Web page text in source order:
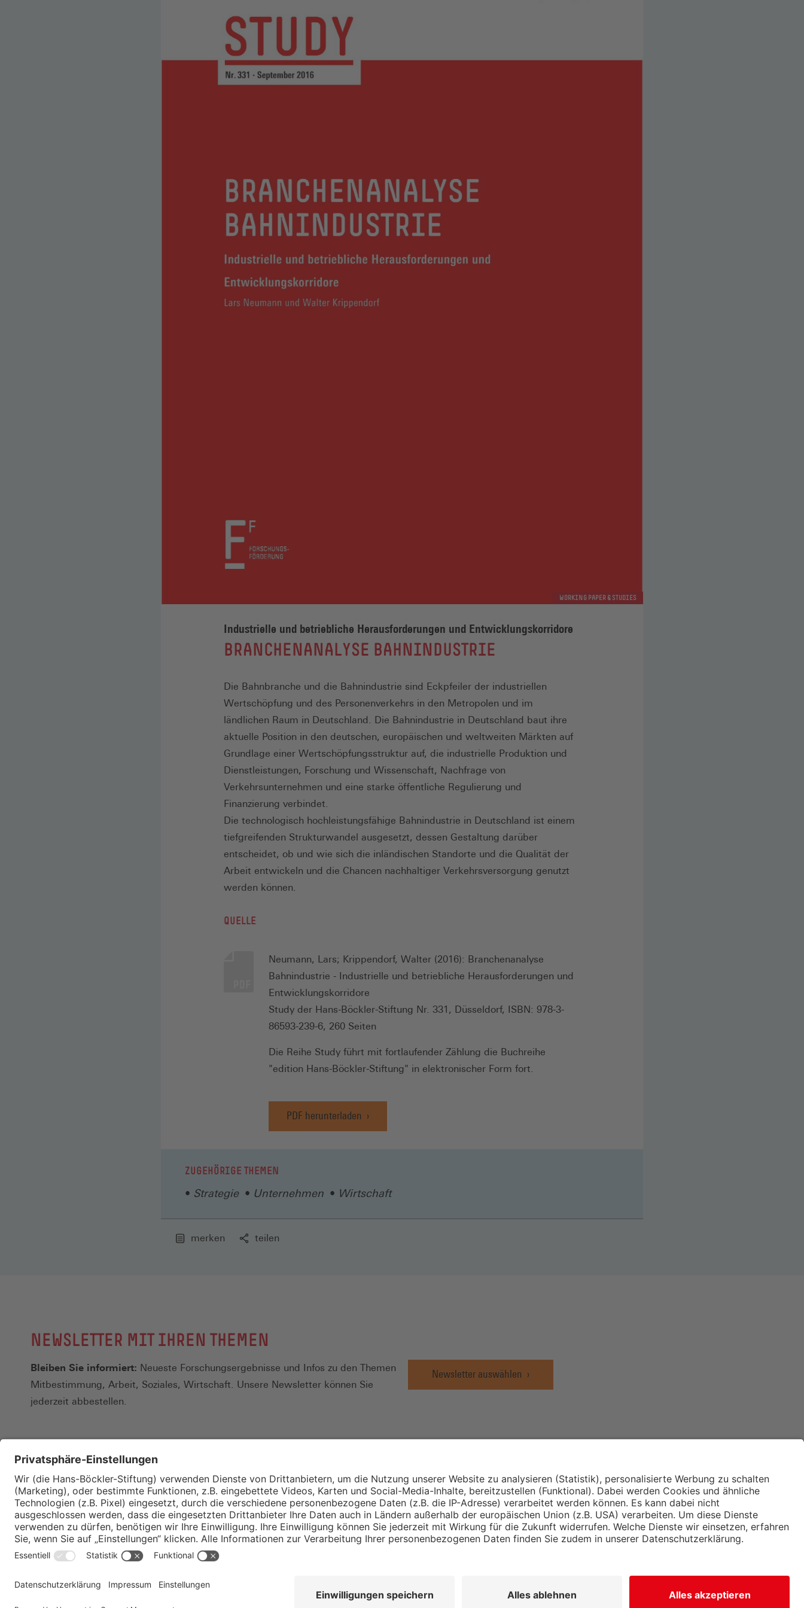
WORKING PAPER & STUDIES
Industrielle und betriebliche Herausforderungen und Entwicklungskorridore
:
BRANCHENANALYSE BAHNINDUSTRIE
Die Bahnbranche und die Bahnindustrie sind Eckpfeiler der industriellen
Wertschöpfung und des Personenverkehrs in den Metropolen und im
ländlichen Raum in Deutschland. Die Bahnindustrie in Deutschland baut ihre
aktuelle Position in den deutschen, europäischen und weltweiten Märkten auf
Grundlage einer Wertschöpfungsstruktur auf, die industrielle Produktion und
Dienstleistungen, Forschung und Wissenschaft, Nachfrage von
Verkehrsunternehmen und eine starke öffentliche Regulierung und
Finanzierung verbindet.
Die technologisch hochleistungsfähige Bahnindustrie in Deutschland ist einem
tiefgreifenden Strukturwandel ausgesetzt, dessen Gestaltung darüber
entscheidet, ob und wie sich die inländischen Standorte und die Qualität der
Arbeit entwickeln und die Chancen nachhaltiger Verkehrsversorgung genutzt
werden können.
QUELLE
Neumann, Lars; Krippendorf, Walter (2016): Branchenanalyse
Bahnindustrie - Industrielle und betriebliche Herausforderungen und
Entwicklungskorridore
Study der Hans-Böckler-Stiftung Nr. 331, Düsseldorf, ISBN: 978-3-
86593-239-6, 260 Seiten
Die Reihe Study führt mit fortlaufender Zählung die Buchreihe
"edition Hans-Böckler-Stiftung" in elektronischer Form fort.
PDF herunterladen
ZUGEHÖRIGE THEMEN
Strategie Unternehmen Wirtschaft
merken teilen
NEWSLETTER MIT IHREN THEMEN
Bleiben Sie informiert: Neueste Forschungsergebnisse und Infos zu den Themen
Mitbestimmung, Arbeit, Soziales, Wirtschaft. Unsere Newsletter können Sie
jederzeit abbestellen.
Newsletter auswählen
Kontakt
Merkzettel
Impressum
Datenschutz
Wirtschafts- und
Sozialwissenschaftliches
Institut
Institut für Makroökonomie
und Konjunkturforschung